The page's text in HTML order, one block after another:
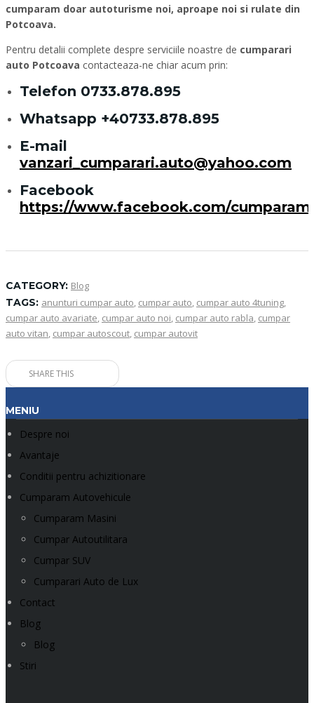
cumparam doar autoturisme noi, aproape noi si rulate din
Potcoava.
Pentru detalii complete despre serviciile noastre de cumparari
auto Potcoava contacteaza-ne chiar acum prin:
Telefon 0733.878.895
Whatsapp +40733.878.895
E-mail
vanzari_cumparari.auto@yahoo.com
Facebook
https://www.facebook.com/
CATEGORY: Blog
TAGS: anunturi cumpar auto, cumpar auto, cumpar auto 4tuning,
cumpar auto avariate, cumpar auto noi, cumpar auto rabla, cumpar
auto vitan, cumpar autoscout, cumpar autovit
SHARE THIS
MENIU
Despre noi
Avantaje
Conditii pentru achizitionare
Cumparam Autovehicule
Cumparam Masini
Cumpar Autoutilitara
Cumpar SUV
Cumparari Auto de Lux
Contact
Blog
Blog
Stiri